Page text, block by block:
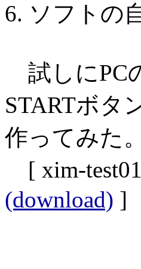
6. ソフトの
試しにPC
STARTボタ
作ってみた
[ xim-
(download) ]